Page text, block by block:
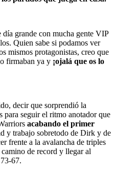
grande con mucha gente VIP
Quien sabe si podamos ver
mismos protagonistas, creo que
firmaban ya y ¡ojalá que os lo
decir que sorprendió la
para seguir el ritmo anotador que
acabando el primer
y trabajo sobretodo de Dirk y de
frente a la avalancha de triples
de record y llegar al
67.